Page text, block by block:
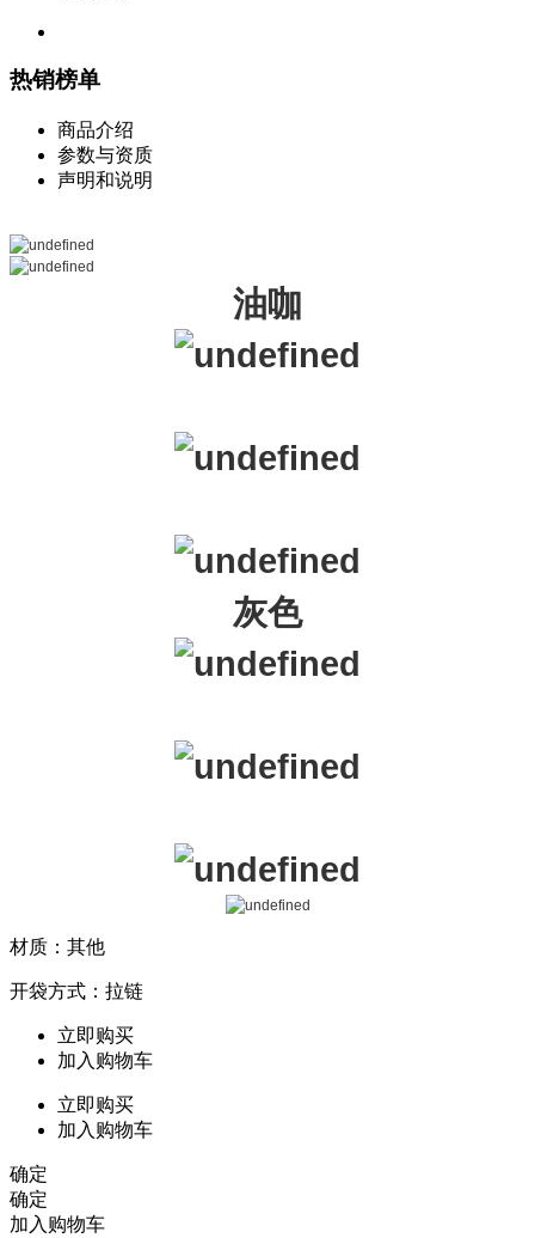
热销榜单
商品介绍
参数与资质
声明和说明
油咖
灰色
材质：其他
开袋方式：拉链
立即购买
加入购物车
立即购买
加入购物车
确定
确定
加入购物车